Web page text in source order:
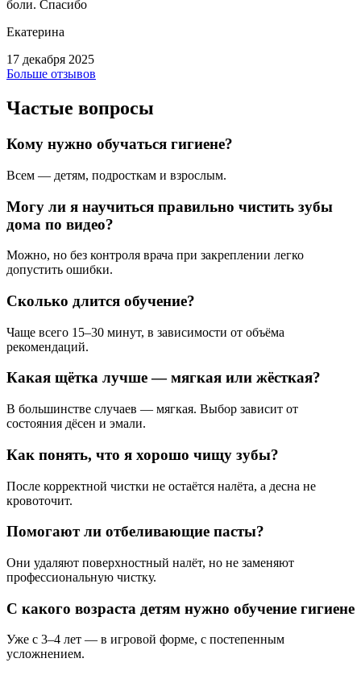
боли. Спасибо
Екатерина
17 декабря 2025
Больше отзывов
Частые вопросы
Кому нужно обучаться гигиене?
Всем — детям, подросткам и взрослым.
Могу ли я научиться правильно чистить зубы
дома по видео?
Можно, но без контроля врача при закреплении легко
допустить ошибки.
Сколько длится обучение?
Чаще всего 15–30 минут, в зависимости от объёма
рекомендаций.
Какая щётка лучше — мягкая или жёсткая?
В большинстве случаев — мягкая. Выбор зависит от
состояния дёсен и эмали.
Как понять, что я хорошо чищу зубы?
После корректной чистки не остаётся налёта, а десна не
кровоточит.
Помогают ли отбеливающие пасты?
Они удаляют поверхностный налёт, но не заменяют
профессиональную чистку.
С какого возраста детям нужно обучение гигиене
Уже с 3–4 лет — в игровой форме, с постепенным
усложнением.